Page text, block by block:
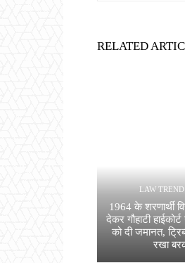
RELATED
LAW
1964 के शरणार्थी
देकर गौहाटी
को दी जमानत,
रखा